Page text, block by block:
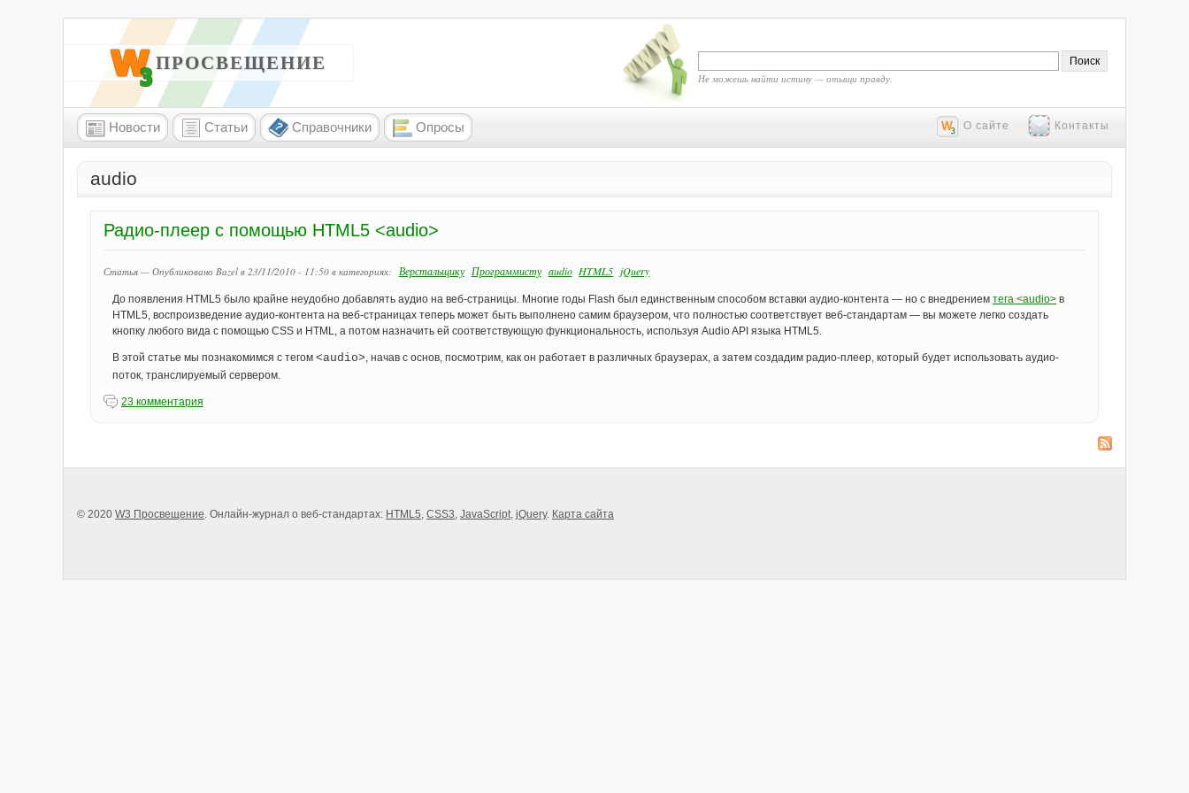
W3 ПРОСВЕЩЕНИЕ
Не можешь найти истину — отыщи правду.
Новости Статьи Справочники Опросы О сайте Контакты
audio
Радио-плеер с помощью HTML5 <audio>
Статья — Опубликовано Bazel в 23/11/2010 - 11:50 в категориях: Верстальщику Программисту audio HTML5 jQuery
До появления HTML5 было крайне неудобно добавлять аудио на веб-страницы. Многие годы Flash был единственным способом вставки аудио-контента — но с внедрением тега <audio> в
HTML5, воспроизведение аудио-контента на веб-страницах теперь может быть выполнено самим браузером, что полностью соответствует веб-стандартам — вы можете легко создать
кнопку любого вида с помощью CSS и HTML, а потом назначить ей соответствующую функциональность, используя Audio API языка HTML5.
В этой статье мы познакомимся с тегом <audio> , начав с основ, посмотрим, как он работает в различных браузерах, а затем создадим радио-плеер, который будет использовать аудио-
поток, транслируемый сервером.
23 комментария
© 2020 W3 Просвещение. Онлайн-журнал о веб-стандартах: HTML5, CSS3, JavaScript, jQuery. Карта сайта